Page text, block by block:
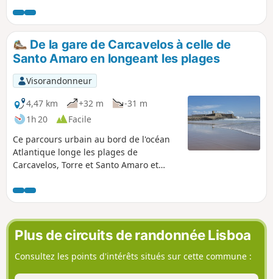
De la gare de Carcavelos à celle de
Santo Amaro en longeant les plages
Visorandonneur
4,47 km
+32 m
-31 m
1h 20
Facile
Ce parcours urbain au bord de l'océan
Atlantique longe les plages de
Carcavelos, Torre et Santo Amaro et
Barra. Il est facilement accessible en
train depuis le centre de Lisbonne.
Plus de circuits de randonnée Lisboa
Consultez les points d'intérêts situés sur cette commune :